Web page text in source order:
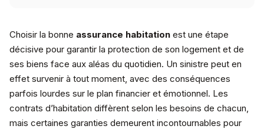
Choisir la bonne assurance habitation est une étape
décisive pour garantir la protection de son logement et de
ses biens face aux aléas du quotidien. Un sinistre peut en
effet survenir à tout moment, avec des conséquences
parfois lourdes sur le plan financier et émotionnel. Les
contrats d’habitation diffèrent selon les besoins de chacun,
mais certaines garanties demeurent incontournables pour